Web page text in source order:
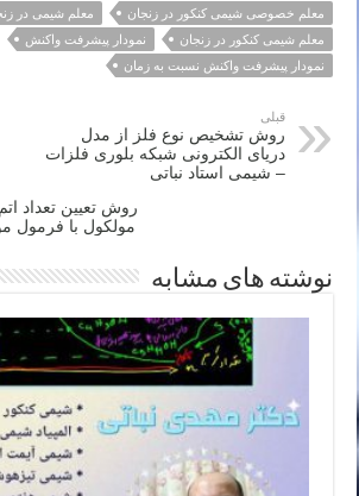
معلم خصوصی شیمی کنکور در زنجان
معلم شیمی در
معلم شیمی کنکور در زنجان
نمودار پیشرفت واکنش
نمودار پیشرفت واکنش نسبت به زمان
قبلی
روش تشخیص نوع فلز از مدل
دریای الکترونی شبکه بلوری فلزات
– شیمی استاد نباتی
روش تعیین تعداد
مولکول با فرمول
نوشته های مشابه